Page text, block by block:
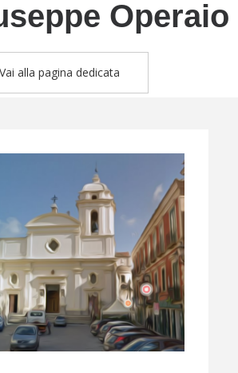
Operaio
Vai alla pagina dedicata